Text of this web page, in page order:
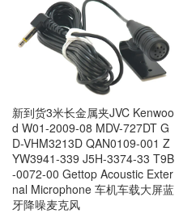
新到货3米长金属夹JVC Kenwoo
d W01-2009-08 MDV-727DT G
D-VHM3213D QAN0109-001 Z
YW3941-339 J5H-3374-33 T9B
-0072-00 Gettop Acoustic Exter
nal Microphone 车机车载大屏蓝
牙降噪麦克风